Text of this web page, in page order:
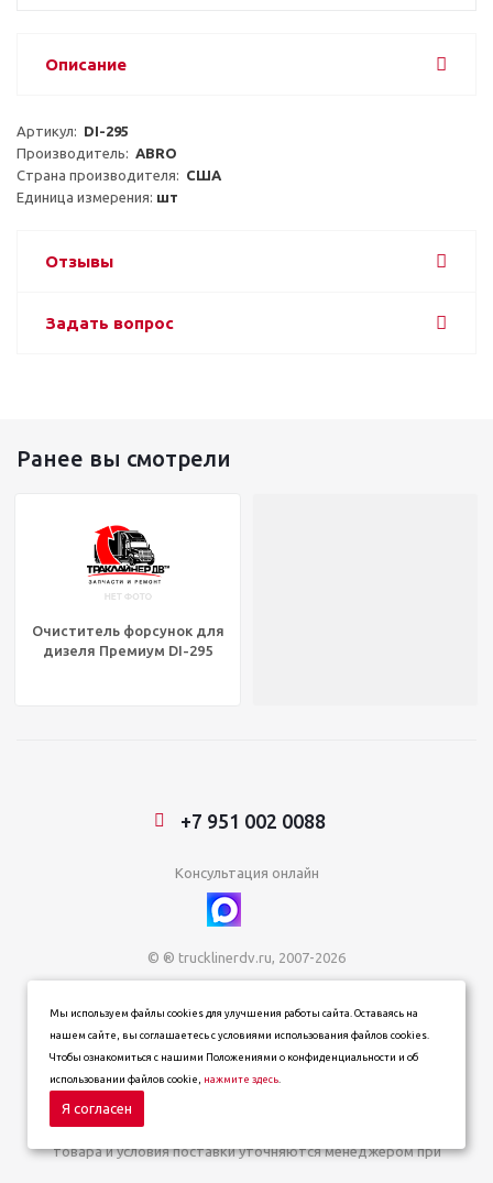
Описание
Артикул: DI-295
Производитель: ABRO
Страна производителя: США
Единица измерения: шт
Отзывы
Задать вопрос
Ранее вы смотрели
Очиститель форсунок для
дизеля Премиум DI-295
+7 951 002 0088
Консультация онлайн
© ® trucklinerdv.ru, 2007-2026
Информация о товарах, ценах и наличии на сайте носит
информационный характер и не является публичной офертой,
определяемой положениями статьи 437 (п. 2) Гражданского
кодекса Российской Федерации. Окончательная цена, наличие
товара и условия поставки уточняются менеджером при
ИНН 253612854202
ОГРН 320253600063402
Мы используем файлы cookies для улучшения работы сайта. Оставаясь на
нашем сайте, вы соглашаетесь с условиями использования файлов cookies.
Чтобы ознакомиться с нашими Положениями о конфиденциальности и об
использовании файлов cookie, нажмите здесь.
Я согласен